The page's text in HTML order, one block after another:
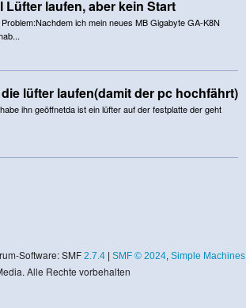
Lüfter laufen, aber kein Start
ich mein neues MB Gigabyte GA-K8N
lüfter laufen(damit der pc hochfährt)
ihn geöffnetda ist ein lüfter auf der festplatte der geht
Software: SMF 2.7.4| SMF © 2024, Simple Machines
Alle Rechte vorbehalten